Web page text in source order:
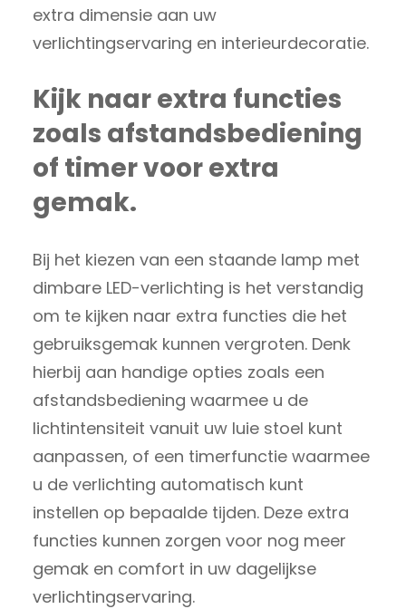
extra dimensie aan uw
verlichtingservaring en interieurdecoratie.
Kijk naar extra functies
zoals afstandsbediening
of timer voor extra
gemak.
Bij het kiezen van een staande lamp met
dimbare LED-verlichting is het verstandig
om te kijken naar extra functies die het
gebruiksgemak kunnen vergroten. Denk
hierbij aan handige opties zoals een
afstandsbediening waarmee u de
lichtintensiteit vanuit uw luie stoel kunt
aanpassen, of een timerfunctie waarmee
u de verlichting automatisch kunt
instellen op bepaalde tijden. Deze extra
functies kunnen zorgen voor nog meer
gemak en comfort in uw dagelijkse
verlichtingservaring.